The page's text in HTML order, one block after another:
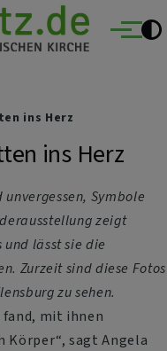
Menü
ins Herz
ins Herz
Symbole
zeigt
und lässt sie die
Zurzeit sind diese Fotos
zu sehen.
mit ihnen
Körper“, sagt Angela